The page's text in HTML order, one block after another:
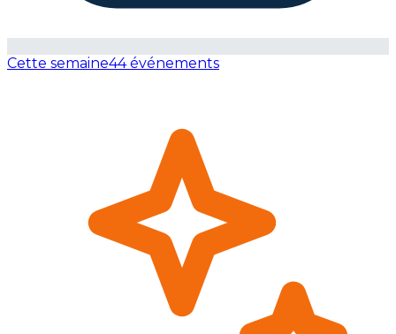
Cette semaine44 événements